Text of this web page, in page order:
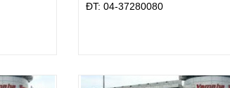
ÐT: 04-37280080